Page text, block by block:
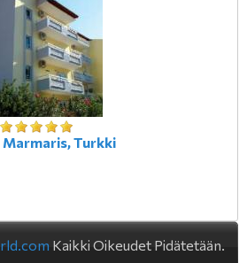
Marmaris, Turkki
Kaikki Oikeudet Pidätetään.